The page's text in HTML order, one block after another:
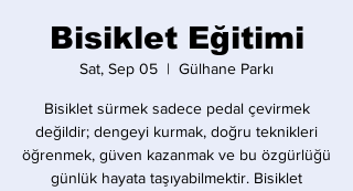
Bisiklet Eğitimi
Sat, Sep 05
  |
Gülhane Parkı
Bisiklet sürmek sadece pedal çevirmek
değildir; dengeyi kurmak, doğru teknikleri
öğrenmek, güven kazanmak ve bu özgürlüğü
günlük hayata taşıyabilmektir. Bisiklet